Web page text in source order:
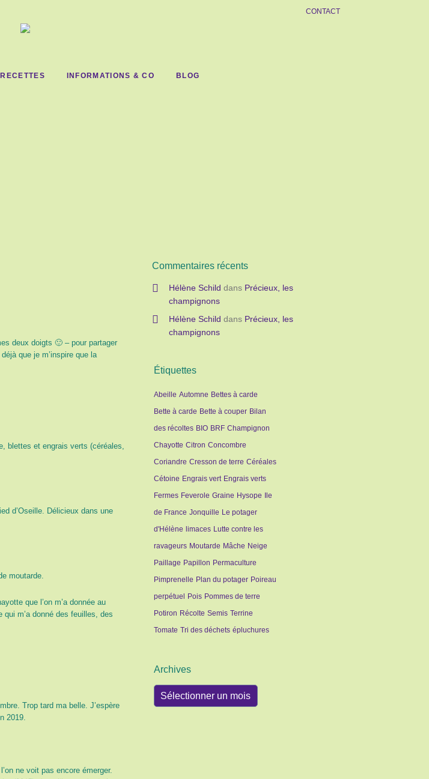
CONTACT
RECETTES INFORMATIONS & CO BLOG
deux doigts 🙂 – pour partager
que je m’inspire que la
blettes et engrais verts (céréales,
d’Oseille. Délicieux dans une
moutarde.
que l’on m’a donnée au
qui m’a donné des feuilles, des
Trop tard ma belle. J’espère
2019.
ne voit pas encore émerger.
Commentaires récents
Hélène Schild dans Précieux, les
champignons
Hélène Schild dans Précieux, les
champignons
Étiquettes
Abeille Automne Bettes à carde
Bette à carde Bette à couper Bilan
des récoltes BIO BRF Champignon
Chayotte Citron Concombre
Coriandre Cresson de terre Céréales
Cétoine Engrais vert Engrais verts
Fermes Feverole Graine Hysope
Ile
de France Jonquille Le potager
d'Hélène limaces Lutte contre les
ravageurs Moutarde Mâche Neige
Paillage Papillon Permaculture
Pimprenelle Plan du potager Poireau
perpétuel
Pois Pommes de terre
Potiron Récolte Semis Terrine
Tomate Tri des déchets épluchures
Archives
Archives